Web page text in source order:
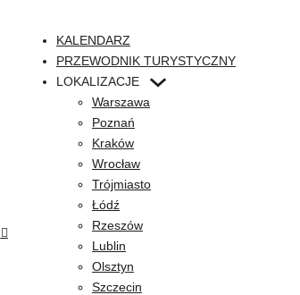
KALENDARZ
PRZEWODNIK TURYSTYCZNY
LOKALIZACJE
Warszawa
Poznań
Kraków
Wrocław
Trójmiasto
Łódź
Rzeszów
Lublin
Olsztyn
Szczecin